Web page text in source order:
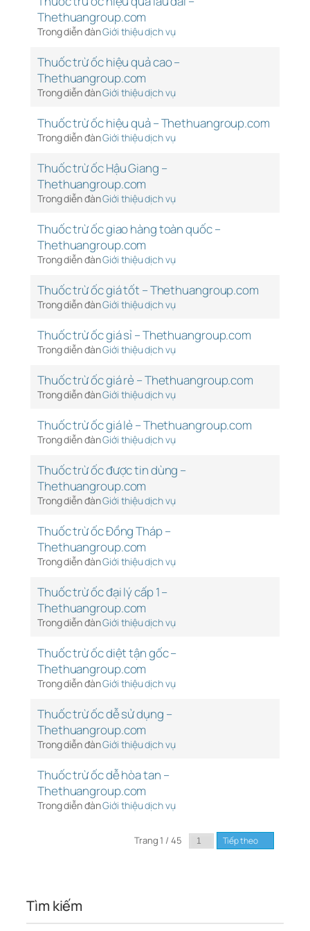
Thethuangroup.com
Trong diễn đànGiới thiệu dịch vụ
Thuốc trừ ốc hiệu quả cao –
Thethuangroup.com
Trong diễn đànGiới thiệu dịch vụ
Thuốc trừ ốc hiệu quả – Thethuangroup.com
Trong diễn đànGiới thiệu dịch vụ
Thuốc trừ ốc Hậu Giang –
Thethuangroup.com
Trong diễn đànGiới thiệu dịch vụ
Thuốc trừ ốc giao hàng toàn quốc –
Thethuangroup.com
Trong diễn đànGiới thiệu dịch vụ
Thuốc trừ ốc giá tốt – Thethuangroup.com
Trong diễn đànGiới thiệu dịch vụ
Thuốc trừ ốc giá sỉ – Thethuangroup.com
Trong diễn đànGiới thiệu dịch vụ
Thuốc trừ ốc giá rẻ – Thethuangroup.com
Trong diễn đànGiới thiệu dịch vụ
Thuốc trừ ốc giá lẻ – Thethuangroup.com
Trong diễn đànGiới thiệu dịch vụ
Thuốc trừ ốc được tin dùng –
Thethuangroup.com
Trong diễn đànGiới thiệu dịch vụ
Thuốc trừ ốc Đồng Tháp –
Thethuangroup.com
Trong diễn đànGiới thiệu dịch vụ
Thuốc trừ ốc đại lý cấp 1 –
Thethuangroup.com
Trong diễn đànGiới thiệu dịch vụ
Thuốc trừ ốc diệt tận gốc –
Thethuangroup.com
Trong diễn đànGiới thiệu dịch vụ
Thuốc trừ ốc dễ sử dụng –
Thethuangroup.com
Trong diễn đànGiới thiệu dịch vụ
Thuốc trừ ốc dễ hòa tan –
Thethuangroup.com
Trong diễn đànGiới thiệu dịch vụ
Trang 1 / 45 Tiếp theo
Tìm kiếm